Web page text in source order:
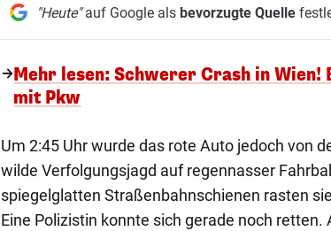
"Heute"auf Google als bevorzugte Quelle
Mehr lesen: Schwerer Crash in Wien!
mit Pkw
Um 2:45 Uhr wurde das rote Auto jedoch von
wilde Verfolgungsjagd auf regennasser
spiegelglatten Straßenbahnschienen rasten
Eine Polizistin konnte sich gerade noch